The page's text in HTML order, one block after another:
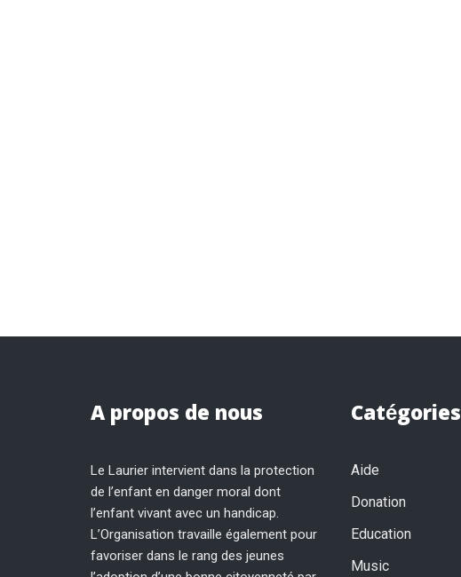
A propos de nous
Le Laurier intervient dans la protection
de l’enfant en danger moral dont
l’enfant vivant avec un handicap.
L’Organisation travaille également pour
favoriser dans le rang des jeunes
Catégories
Aide
Donation
Education
Music